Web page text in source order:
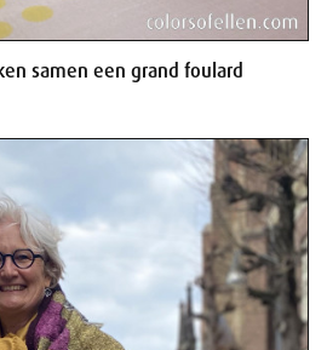
samen een grand foulard